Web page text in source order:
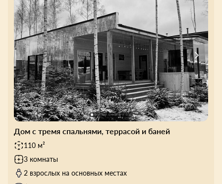
Дом с тремя спальнями, террасой и баней
110 м²
3 комнаты
2 взрослых на основных местах